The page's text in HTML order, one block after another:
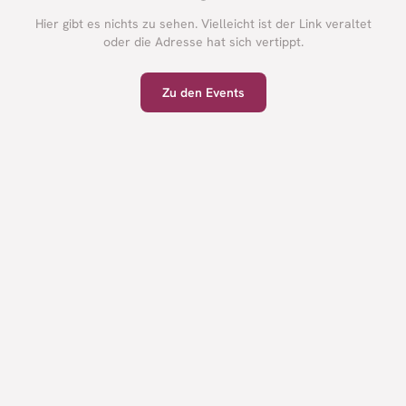
Hier gibt es nichts zu sehen. Vielleicht ist der Link veraltet
oder die Adresse hat sich vertippt.
Zu den Events